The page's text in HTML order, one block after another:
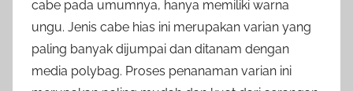
cabe pada umumnya, hanya memiliki warna
ungu. Jenis cabe hias ini merupakan varian yang
paling banyak dijumpai dan ditanam dengan
media polybag. Proses penanaman varian ini